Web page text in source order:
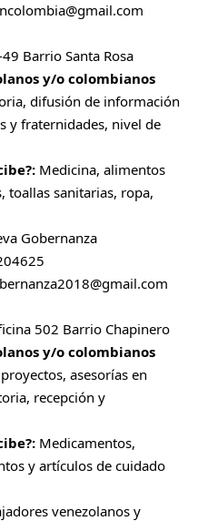
Barrio Santa Rosa
y/o colombianos
difusión de información
y fraternidades, nivel de
Medicina, alimentos
toallas sanitarias, ropa,
Gobernanza
502 Barrio Chapinero
y/o colombianos
asesorías en
recepción y
Medicamentos,
y artículos de cuidado
venezolanos y